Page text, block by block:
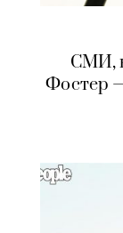
СМИ,
Фостер